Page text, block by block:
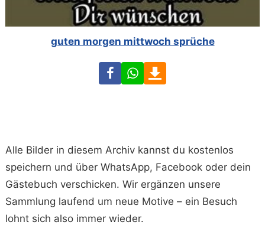
guten morgen mittwoch sprüche
FacebookWhatsApp
Alle Bilder in diesem Archiv kannst du kostenlos
speichern und über WhatsApp, Facebook oder dein
Gästebuch verschicken. Wir ergänzen unsere
Sammlung laufend um neue Motive – ein Besuch
lohnt sich also immer wieder.